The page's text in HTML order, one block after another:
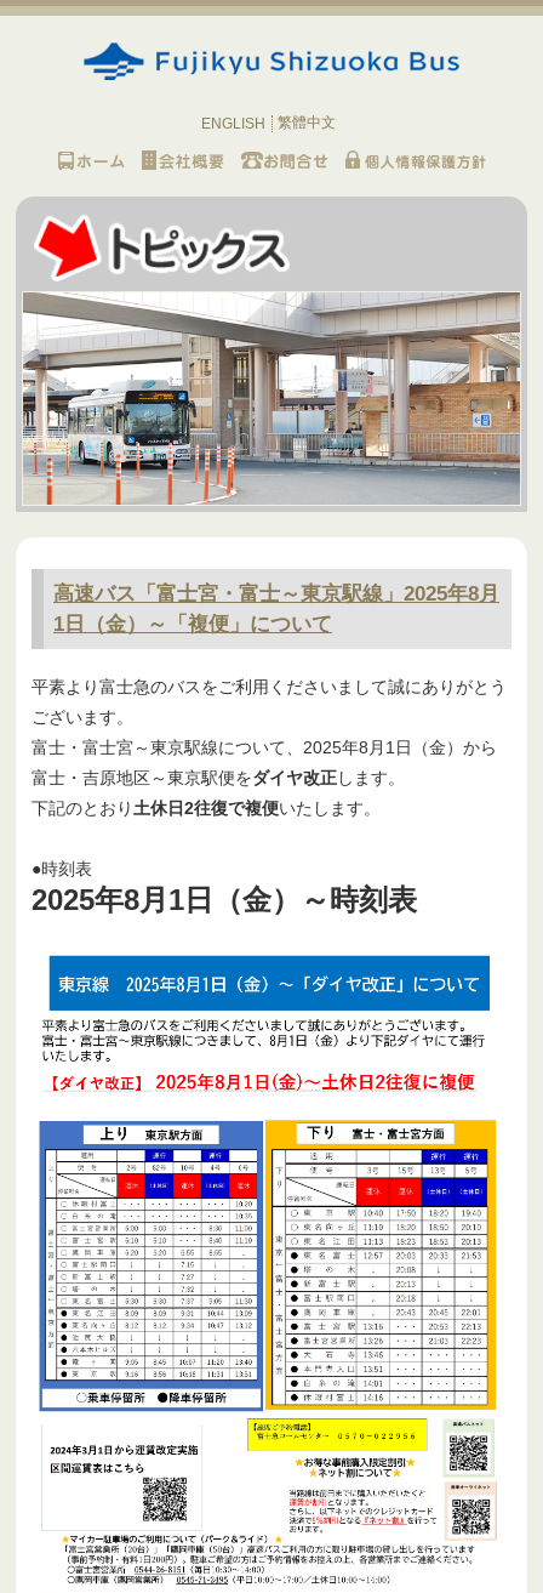
ENGLISH 繁體中文
高速バス「富士宮・富士～東京駅線」2025年8月
1日（金）～「複便」について
平素より富士急のバスをご利用くださいまして誠にありがとう
ございます。
富士・富士宮～東京駅線について、2025年8月1日（金）から
富士・吉原地区～東京駅便をダイヤ改正します。
下記のとおり土休日2往復で複便いたします。
●時刻表
2025年8月1日（金）～時刻表